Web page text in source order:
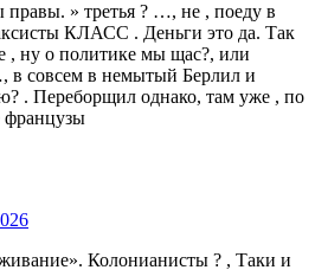
» третья ? …, не , поеду в
КЛАСС . Деньги это да. Так
, ну о политике мы щас?, или
совсем в немытый Берлил и
. Переборщил однако, там уже , по
французы
Колонианисты ? , Таки и